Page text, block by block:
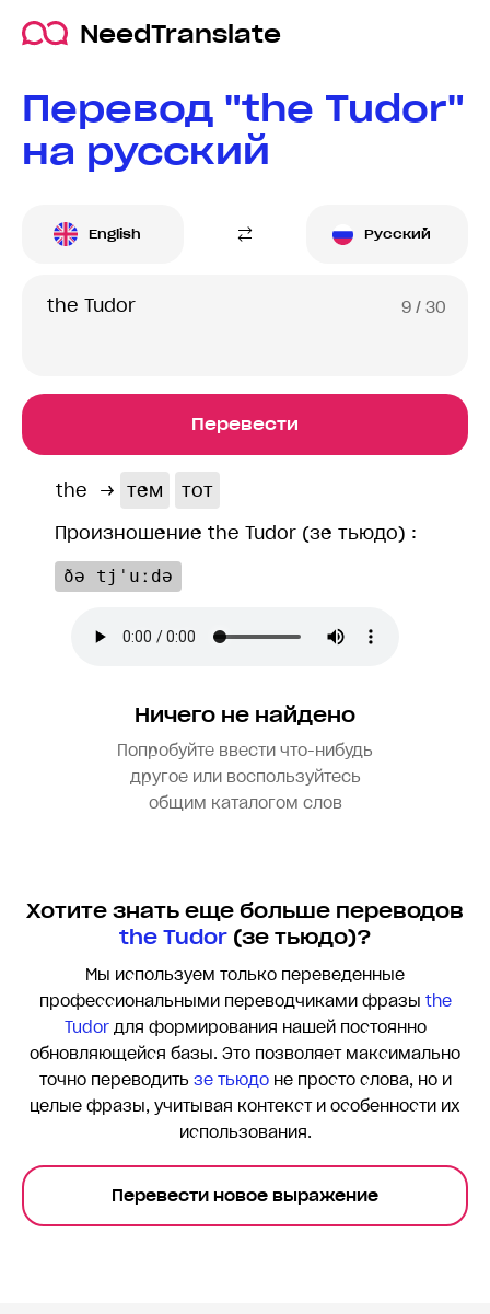
NeedTranslate
Перевод "the Tudor"
на русский
English Русский
9 / 30
Перевести
the → тем
тот
Произношение the Tudor (зе тьюдо) :
ðə tjˈuːdə
Ничего не найдено
Попробуйте ввести что-нибудь
другое или воспользуйтесь
общим каталогом слов
Хотите знать еще больше переводов
the Tudor(зе тьюдо)?
Мы используем только переведенные
профессиональными переводчиками фразы the
Tudorдля формирования нашей постоянно
обновляющейся базы. Это позволяет максимально
точно переводить зе тьюдоне просто слова, но и
целые фразы, учитывая контекст и особенности их
использования.
Перевести новое выражение